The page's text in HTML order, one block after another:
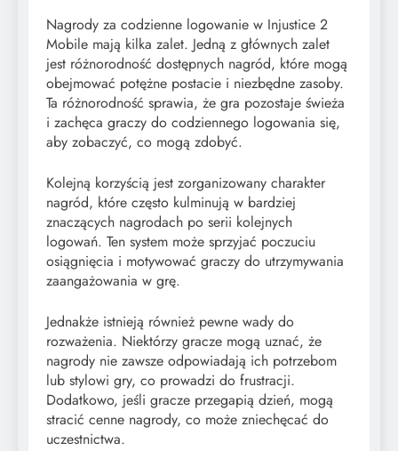
Nagrody za codzienne logowanie w Injustice 2
Mobile mają kilka zalet. Jedną z głównych zalet
jest różnorodność dostępnych nagród, które mogą
obejmować potężne postacie i niezbędne zasoby.
Ta różnorodność sprawia, że gra pozostaje świeża
i zachęca graczy do codziennego logowania się,
aby zobaczyć, co mogą zdobyć.
Kolejną korzyścią jest zorganizowany charakter
nagród, które często kulminują w bardziej
znaczących nagrodach po serii kolejnych
logowań. Ten system może sprzyjać poczuciu
osiągnięcia i motywować graczy do utrzymywania
zaangażowania w grę.
Jednakże istnieją również pewne wady do
rozważenia. Niektórzy gracze mogą uznać, że
nagrody nie zawsze odpowiadają ich potrzebom
lub stylowi gry, co prowadzi do frustracji.
Dodatkowo, jeśli gracze przegapią dzień, mogą
stracić cenne nagrody, co może zniechęcać do
uczestnictwa.